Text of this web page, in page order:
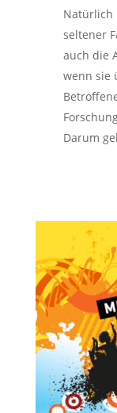
Natürlich
seltener
auch die
wenn sie
Darum